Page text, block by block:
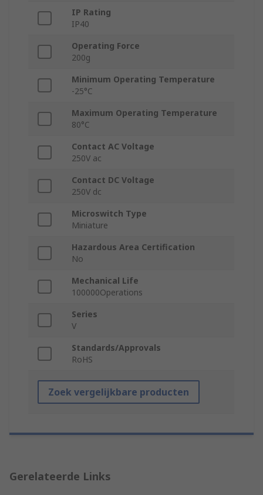
IP Rating
IP40
Operating Force
200g
Minimum Operating Temperature
-25°C
Maximum Operating Temperature
80°C
Contact AC Voltage
250V ac
Contact DC Voltage
250V dc
Microswitch Type
Miniature
Hazardous Area Certification
No
Mechanical Life
100000Operations
Series
V
Standards/Approvals
RoHS
Zoek vergelijkbare producten
Gerelateerde Links